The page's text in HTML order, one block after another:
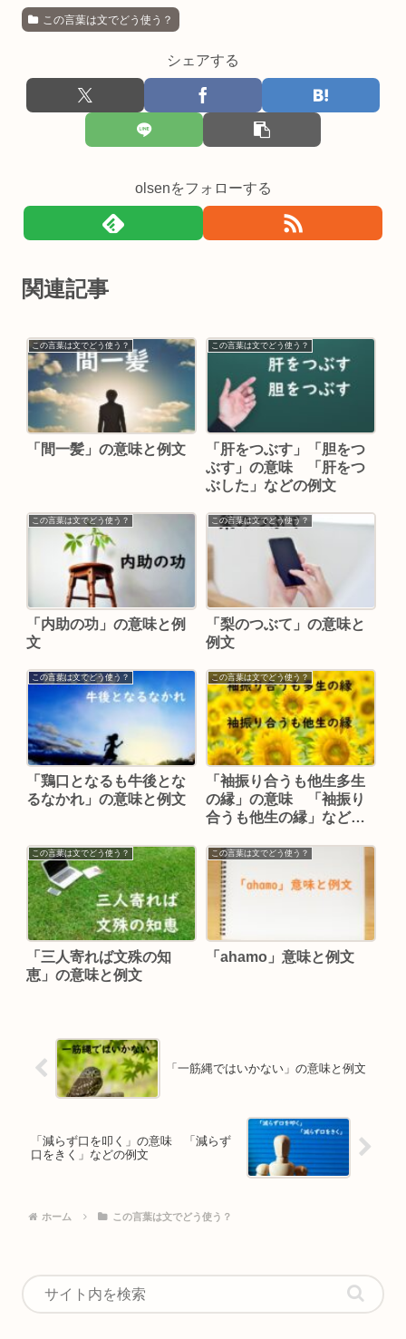
この言葉は文でどう使う？
シェアする
olsenをフォローする
関連記事
この言葉は文でどう使う？
「間一髪」の意味と例文
この言葉は文でどう使う？
「肝をつぶす」「胆をつ
ぶす」の意味 「肝をつ
ぶした」などの例文
この言葉は文でどう使う？
「内助の功」の意味と例
文
この言葉は文でどう使う？
「梨のつぶて」の意味と
例文
この言葉は文でどう使う？
「鶏口となるも牛後とな
るなかれ」の意味と例文
この言葉は文でどう使う？
「袖振り合うも他生多生
の縁」の意味 「袖振り
合うも他生の縁」などの
この言葉は文でどう使う？
「三人寄れば文殊の知
恵」の意味と例文
この言葉は文でどう使う？
「ahamo」意味と例文
「一筋縄ではいかない」の意味と例文
「減らず口を叩く」の意味 「減らず
口をきく」などの例文
ホーム この言葉は文でどう使う？